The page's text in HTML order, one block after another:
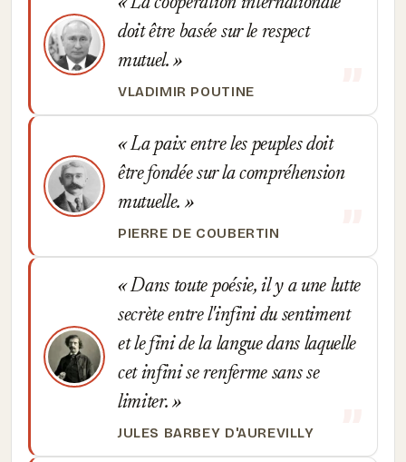
doit être basée sur le respect
mutuel.
VLADIMIR POUTINE
La paix entre les peuples doit
être fondée sur la compréhension
mutuelle.
PIERRE DE COUBERTIN
Dans toute poésie, il y a une lutte
secrète entre l'infini du sentiment
et le fini de la langue dans laquelle
cet infini se renferme sans se
limiter.
JULES BARBEY D'AUREVILLY